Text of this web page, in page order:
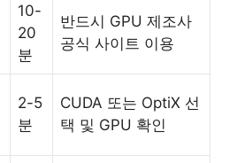
10-
20
분
반드시 GPU 제조사
공식 사이트 이용
2-5
분
CUDA 또는 OptiX 선
택 및 GPU 확인